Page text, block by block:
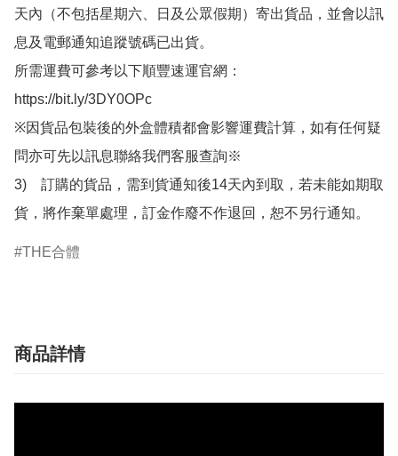
天內（不包括星期六、日及公眾假期）寄出貨品，並會以訊
息及電郵通知追蹤號碼已出貨。
所需運費可參考以下順豐速運官網：
https://bit.ly/3DY0OPc
※因貨品包裝後的外盒體積都會影響運費計算，如有任何疑
問亦可先以訊息聯絡我們客服查詢※
3)　訂購的貨品，需到貨通知後14天內到取，若未能如期取
貨，將作棄單處理，訂金作廢不作退回，恕不另行通知。
THE合體
商品詳情